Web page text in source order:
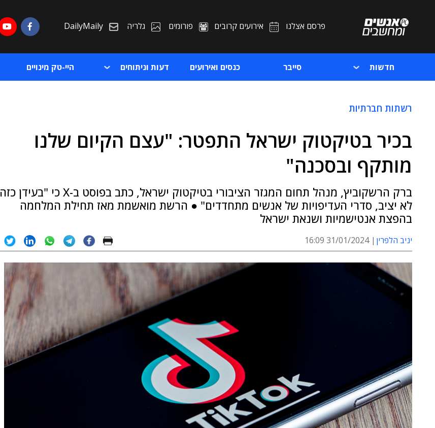
פרסם אצלנו אירועים קרובים פורומים גלריה DailyMaily
חדשות סייבר כנסים ואירועים דעות וניתוחים היי-טק מינויים
רשתות חברתיות
בכיר בטיקטוק ישראל התפטר: "עצם הקיום שלנו
מותקף ובסכנה"
ברק הרשקוביץ, מנהל תחום המגזר הציבורי בטיקטוק ישראל, כתב בפוסט ב-X כי "בעידן כזה
לא יציב, סדרי העדיפויות של אנשים מתחדדים" ● הרשת מואשמת מאז תחילת המלחמה
בהפצת אנטישמיות ושנאת ישראל
יניב הלפרין 31/01/2024 16:09